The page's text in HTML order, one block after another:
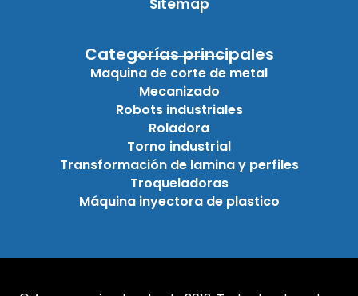
Sitemap
Categorías principales
Maquina de corte de metal
Mecanizado
Robots industriales
Roladora
Torno industrial
Transformación de lamina y perfiles
Troqueladoras
Máquina inyectora de plastico